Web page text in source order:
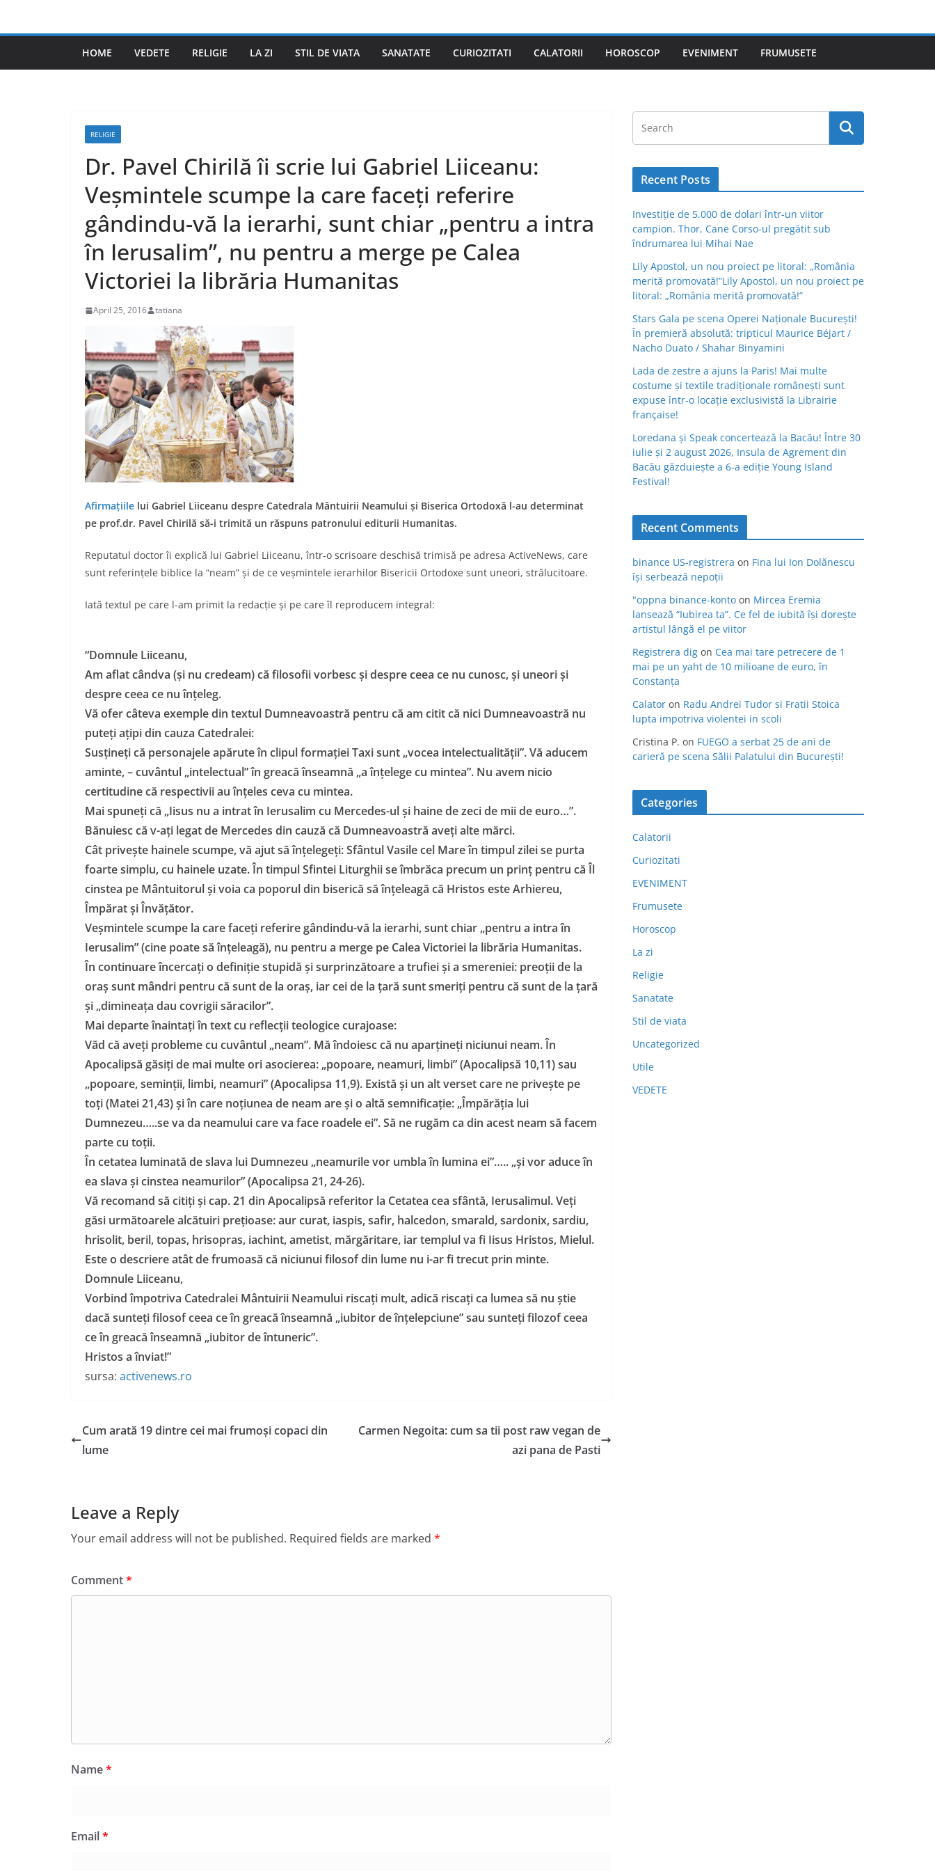
HOME VEDETE RELIGIE LA ZI STIL DE VIATA SANATATE CURIOZITATI CALATORII HOROSCOP EVENIMENT FRUMUSETE
RELIGIE
Dr. Pavel Chirilă îi scrie lui Gabriel Liiceanu:
Veșmintele scumpe la care faceți referire
gândindu-vă la ierarhi, sunt chiar „pentru a intra
în Ierusalim”, nu pentru a merge pe Calea
Victoriei la librăria Humanitas
April 25, 2016 tatiana
Afirmațiile lui Gabriel Liiceanu despre Catedrala Mântuirii Neamului și Biserica Ortodoxă l-au determinat
pe prof.dr. Pavel Chirilă să-i trimită un răspuns patronului editurii Humanitas.
Reputatul doctor îi explică lui Gabriel Liiceanu, într-o scrisoare deschisă trimisă pe adresa ActiveNews, care
sunt referințele biblice la “neam” și de ce veșmintele ierarhilor Bisericii Ortodoxe sunt uneori, strălucitoare.
Iată textul pe care l-am primit la redacție și pe care îl reproducem integral:
“Domnule Liiceanu,
Am aflat cândva (și nu credeam) că filosofii vorbesc și despre ceea ce nu cunosc, și uneori și
despre ceea ce nu înțeleg.
Vă ofer câteva exemple din textul Dumneavoastră pentru că am citit că nici Dumneavoastră nu
puteți ațipi din cauza Catedralei:
Susțineți că personajele apărute în clipul formației Taxi sunt „vocea intelectualității”. Vă aducem
aminte, – cuvântul „intelectual” în greacă înseamnă „a înțelege cu mintea”. Nu avem nicio
certitudine că respectivii au înțeles ceva cu mintea.
Mai spuneți că „Iisus nu a intrat în Ierusalim cu Mercedes-ul și haine de zeci de mii de euro…”.
Bănuiesc că v-ați legat de Mercedes din cauză că Dumneavoastră aveți alte mărci.
Cât privește hainele scumpe, vă ajut să înțelegeți: Sfântul Vasile cel Mare în timpul zilei se purta
foarte simplu, cu hainele uzate. În timpul Sfintei Liturghii se îmbrăca precum un prinț pentru că Îl
cinstea pe Mântuitorul și voia ca poporul din biserică să înțeleagă că Hristos este Arhiereu,
Împărat și Învățător.
Veșmintele scumpe la care faceți referire gândindu-vă la ierarhi, sunt chiar „pentru a intra în
Ierusalim” (cine poate să înțeleagă), nu pentru a merge pe Calea Victoriei la librăria Humanitas.
În continuare încercați o definiție stupidă și surprinzătoare a trufiei și a smereniei: preoții de la
oraș sunt mândri pentru că sunt de la oraș, iar cei de la țară sunt smeriți pentru că sunt de la țară
și „dimineața dau covrigii săracilor”.
Mai departe înaintați în text cu reflecții teologice curajoase:
Văd că aveți probleme cu cuvântul „neam”. Mă îndoiesc că nu aparțineți niciunui neam. În
Apocalipsă găsiți de mai multe ori asocierea: „popoare, neamuri, limbi” (Apocalipsă 10,11) sau
„popoare, seminții, limbi, neamuri” (Apocalipsa 11,9). Există și un alt verset care ne privește pe
toți (Matei 21,43) și în care noțiunea de neam are și o altă semnificație: „Împărăția lui
Dumnezeu…..se va da neamului care va face roadele ei”. Să ne rugăm ca din acest neam să facem
parte cu toții.
În cetatea luminată de slava lui Dumnezeu „neamurile vor umbla în lumina ei”….. „și vor aduce în
ea slava și cinstea neamurilor” (Apocalipsa 21, 24-26).
Vă recomand să citiți și cap. 21 din Apocalipsă referitor la Cetatea cea sfântă, Ierusalimul. Veți
găsi următoarele alcătuiri prețioase: aur curat, iaspis, safir, halcedon, smarald, sardonix, sardiu,
hrisolit, beril, topas, hrisopras, iachint, ametist, mărgăritare, iar templul va fi Iisus Hristos, Mielul.
Este o descriere atât de frumoasă că niciunui filosof din lume nu i-ar fi trecut prin minte.
Domnule Liiceanu,
Vorbind împotriva Catedralei Mântuirii Neamului riscați mult, adică riscați ca lumea să nu știe
dacă sunteți filosof ceea ce în greacă înseamnă „iubitor de înțelepciune” sau sunteți filozof ceea
ce în greacă înseamnă „iubitor de întuneric”.
Hristos a înviat!”
sursa: activenews.ro
Cum arată 19 dintre cei mai frumoși copaci din
lume
Carmen Negoita: cum sa tii post raw vegan de
azi pana de Pasti
Leave a Reply
Your email address will not be published. Required fields are marked *
Comment*
Name*
Email*
Recent Posts
Investiție de 5.000 de dolari într-un viitor
campion. Thor, Cane Corso-ul pregătit sub
îndrumarea lui Mihai Nae
Lily Apostol, un nou proiect pe litoral: „România
merită promovată!”Lily Apostol, un nou proiect pe
litoral: „România merită promovată!”
Stars Gala pe scena Operei Naționale București!
În premieră absolută: tripticul Maurice Béjart /
Nacho Duato / Shahar Binyamini
Lada de zestre a ajuns la Paris! Mai multe
costume și textile tradiționale românești sunt
expuse într-o locație exclusivistă la Librairie
française!
Loredana și Speak concertează la Bacău! Între 30
iulie și 2 august 2026, Insula de Agrement din
Bacău găzduiește a 6-a ediție Young Island
Festival!
Recent Comments
binance US-registrera on Fina lui Ion Dolănescu
își serbează nepoții
"oppna binance-konto on Mircea Eremia
lansează “Iubirea ta”. Ce fel de iubită își dorește
artistul lângă el pe viitor
Registrera dig on Cea mai tare petrecere de 1
mai pe un yaht de 10 milioane de euro, în
Constanța
Calator on Radu Andrei Tudor si Fratii Stoica
lupta impotriva violentei in scoli
Cristina P. on FUEGO a serbat 25 de ani de
carieră pe scena Sălii Palatului din București!
Categories
Calatorii
Curiozitati
EVENIMENT
Frumusete
Horoscop
La zi
Religie
Sanatate
Stil de viata
Uncategorized
Utile
VEDETE